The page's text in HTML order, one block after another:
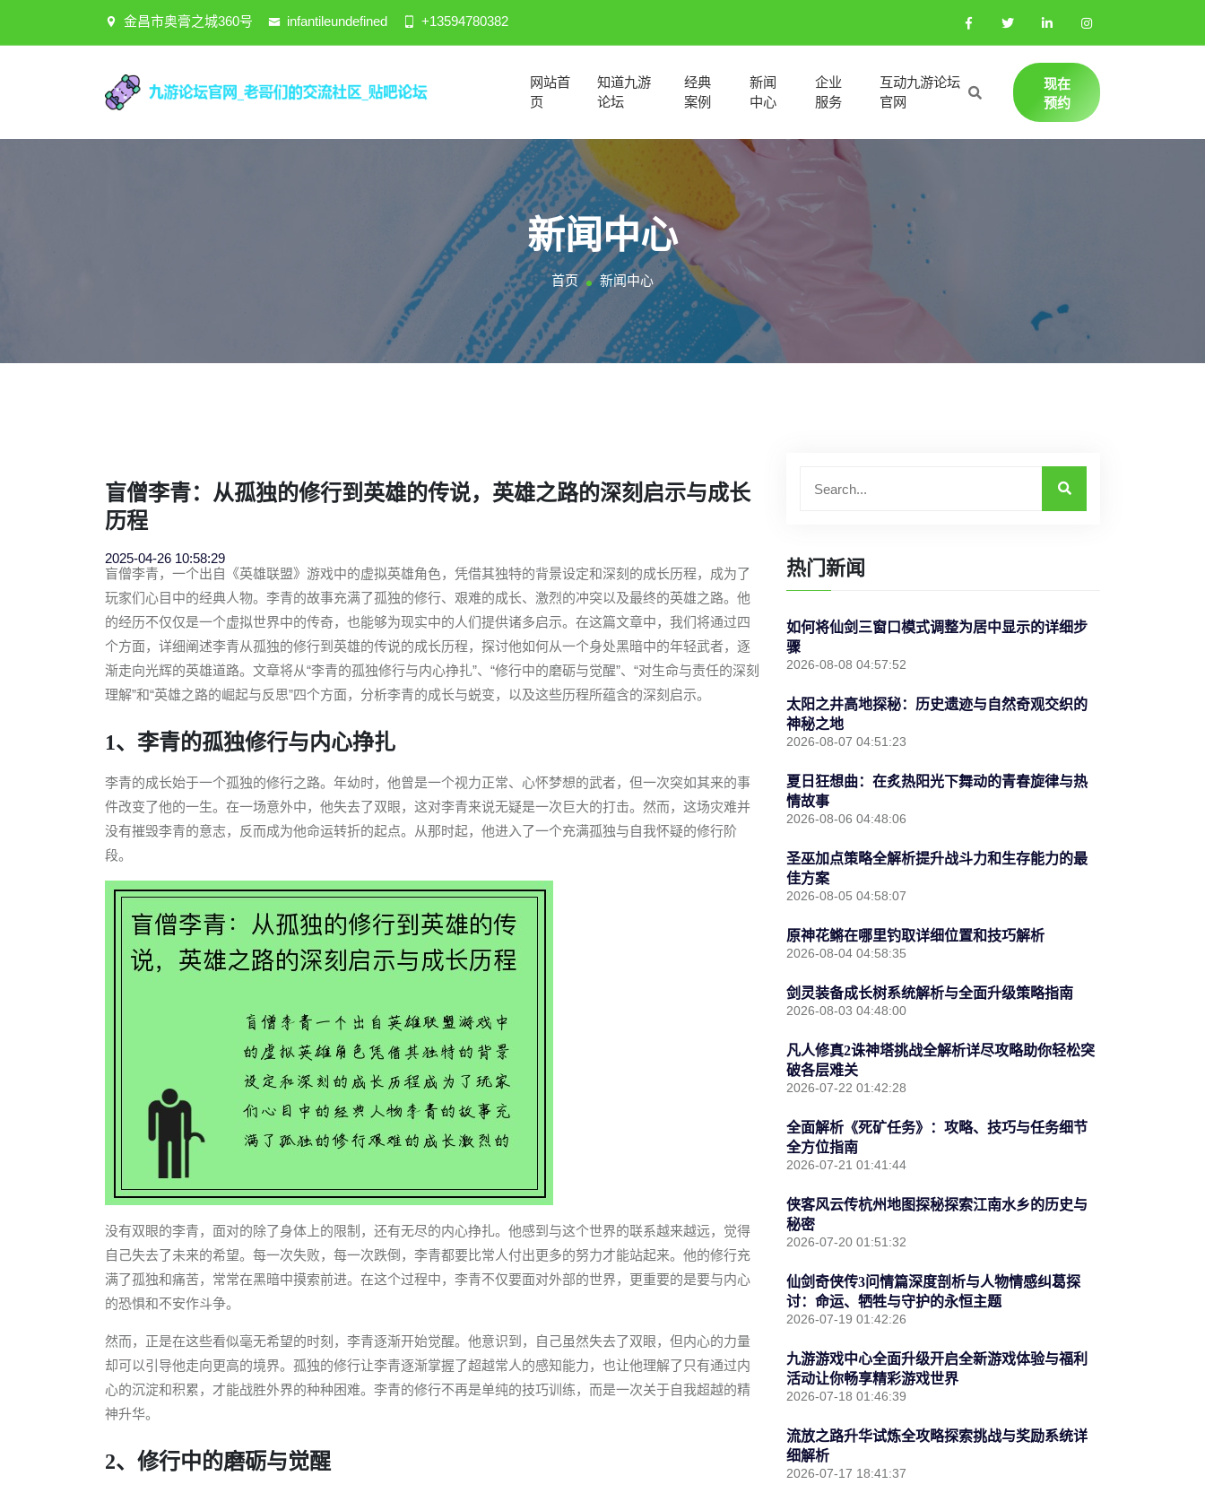
金昌市奥膏之城360号 infantileundefined +13594780382
网站首
页
知道九游
论坛
经典
案例
新闻
中心
企业
服务
互动九游论坛
官网
现在
预约
新闻中心
首页 新闻中心
盲僧李青：从孤独的修行到英雄的传说，英雄之路的深刻启示与成长
历程
2025-04-26 10:58:29
盲僧李青，一个出自《英雄联盟》游戏中的虚拟英雄角色，凭借其独特的背景设定和深刻的成长历程，成为了
玩家们心目中的经典人物。李青的故事充满了孤独的修行、艰难的成长、激烈的冲突以及最终的英雄之路。他
的经历不仅仅是一个虚拟世界中的传奇，也能够为现实中的人们提供诸多启示。在这篇文章中，我们将通过四
个方面，详细阐述李青从孤独的修行到英雄的传说的成长历程，探讨他如何从一个身处黑暗中的年轻武者，逐
渐走向光辉的英雄道路。文章将从“李青的孤独修行与内心挣扎”、“修行中的磨砺与觉醒”、“对生命与责任的深刻
理解”和“英雄之路的崛起与反思”四个方面，分析李青的成长与蜕变，以及这些历程所蕴含的深刻启示。
1、李青的孤独修行与内心挣扎
李青的成长始于一个孤独的修行之路。年幼时，他曾是一个视力正常、心怀梦想的武者，但一次突如其来的事
件改变了他的一生。在一场意外中，他失去了双眼，这对李青来说无疑是一次巨大的打击。然而，这场灾难并
没有摧毁李青的意志，反而成为他命运转折的起点。从那时起，他进入了一个充满孤独与自我怀疑的修行阶
段。
没有双眼的李青，面对的除了身体上的限制，还有无尽的内心挣扎。他感到与这个世界的联系越来越远，觉得
自己失去了未来的希望。每一次失败，每一次跌倒，李青都要比常人付出更多的努力才能站起来。他的修行充
满了孤独和痛苦，常常在黑暗中摸索前进。在这个过程中，李青不仅要面对外部的世界，更重要的是要与内心
的恐惧和不安作斗争。
然而，正是在这些看似毫无希望的时刻，李青逐渐开始觉醒。他意识到，自己虽然失去了双眼，但内心的力量
却可以引导他走向更高的境界。孤独的修行让李青逐渐掌握了超越常人的感知能力，也让他理解了只有通过内
心的沉淀和积累，才能战胜外界的种种困难。李青的修行不再是单纯的技巧训练，而是一次关于自我超越的精
神升华。
2、修行中的磨砺与觉醒
热门新闻
如何将仙剑三窗口模式调整为居中显示的详细步
骤
2026-08-08 04:57:52
太阳之井高地探秘：历史遗迹与自然奇观交织的
神秘之地
2026-08-07 04:51:23
夏日狂想曲：在炙热阳光下舞动的青春旋律与热
情故事
2026-08-06 04:48:06
圣巫加点策略全解析提升战斗力和生存能力的最
佳方案
2026-08-05 04:58:07
原神花鳉在哪里钓取详细位置和技巧解析
2026-08-04 04:58:35
剑灵装备成长树系统解析与全面升级策略指南
2026-08-03 04:48:00
凡人修真2诛神塔挑战全解析详尽攻略助你轻松突
破各层难关
2026-07-22 01:42:28
全面解析《死矿任务》：攻略、技巧与任务细节
全方位指南
2026-07-21 01:41:44
侠客风云传杭州地图探秘探索江南水乡的历史与
秘密
2026-07-20 01:51:32
仙剑奇侠传3问情篇深度剖析与人物情感纠葛探
讨：命运、牺牲与守护的永恒主题
2026-07-19 01:42:26
九游游戏中心全面升级开启全新游戏体验与福利
活动让你畅享精彩游戏世界
2026-07-18 01:46:39
流放之路升华试炼全攻略探索挑战与奖励系统详
细解析
2026-07-17 18:41:37